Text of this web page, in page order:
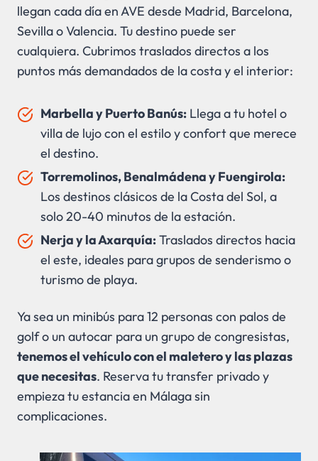
llegan cada día en AVE desde Madrid, Barcelona,
Sevilla o Valencia. Tu destino puede ser
cualquiera. Cubrimos traslados directos a los
puntos más demandados de la costa y el interior:
Marbella y Puerto Banús: Llega a tu hotel o
villa de lujo con el estilo y confort que merece
el destino.
Torremolinos, Benalmádena y Fuengirola:
Los destinos clásicos de la Costa del Sol, a
solo 20-40 minutos de la estación.
Nerja y la Axarquía:Traslados directos hacia
el este, ideales para grupos de senderismo o
turismo de playa.
Ya sea un minibús para 12 personas con palos de
golf o un autocar para un grupo de congresistas,
tenemos el vehículo con el maletero y las plazas
que necesitas. Reserva tu transfer privado y
empieza tu estancia en Málaga sin
complicaciones.